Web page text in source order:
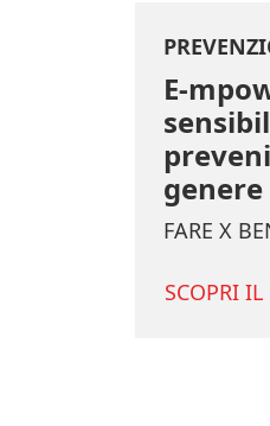
E-
genere
FARE X
SCOPRI IL